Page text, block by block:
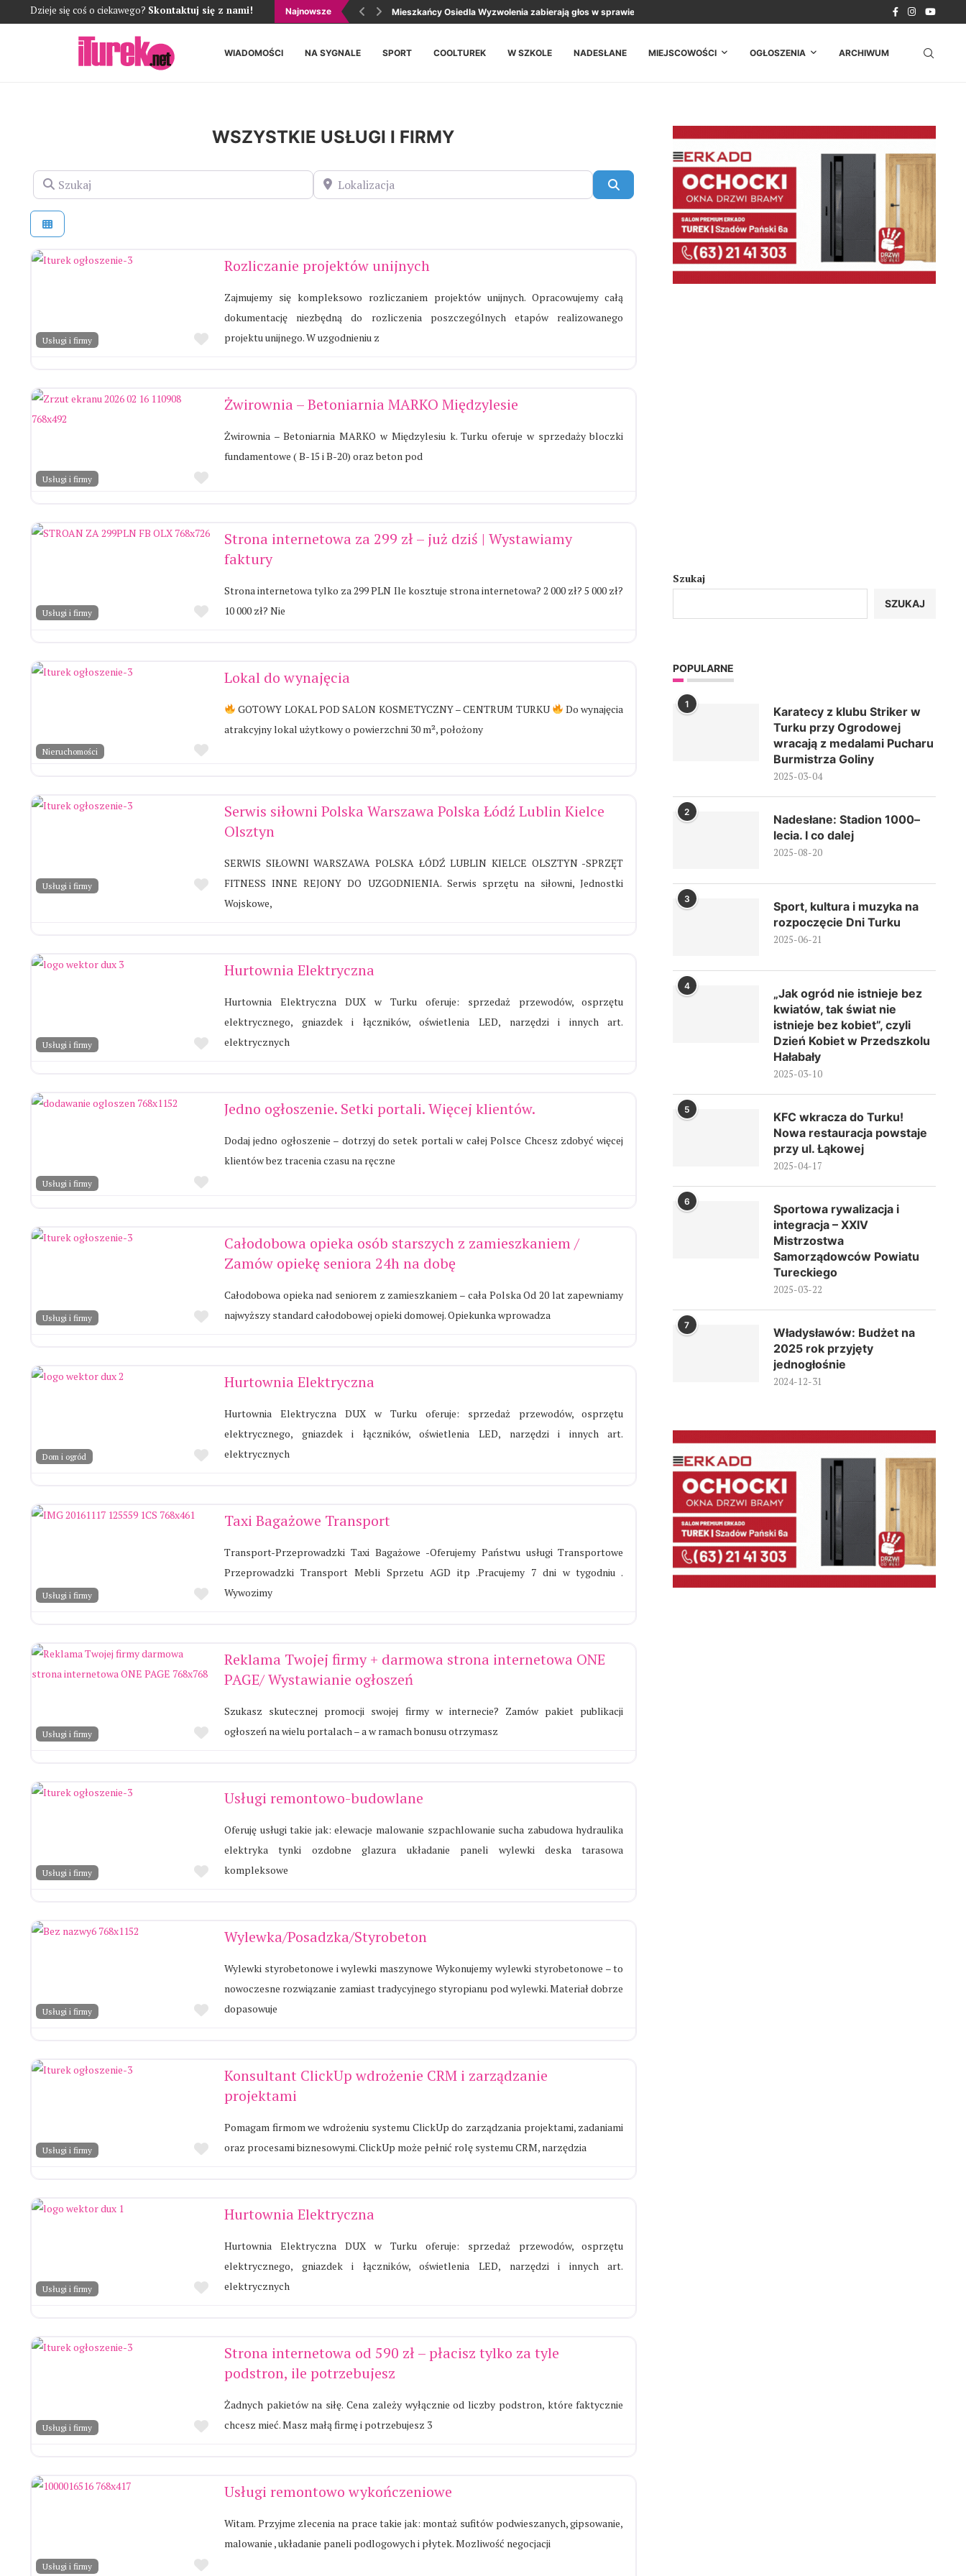
Dzieje się coś o ciekawego? Skontaktuj się z nami! Najnowsze Mieszkańcy Osiedla Wyzwolenia zabierają głos w sprawie wycinki...
Oddaj krew, podaruj życie. Honorowa akcja krwiodawstwa podczas...
WIADOMOŚCI NA SYGNALE SPORT COOLTUREK W SZKOLE NADESŁANE MIEJSCOWOŚCI OGŁOSZENIA ARCHIWUM
WSZYSTKIE USŁUGI I FIRMY
Szukaj Lokalizacja
Usługi i firmy Ulubione
Rozliczanie projektów unijnych
Zajmujemy się kompleksowo rozliczaniem projektów unijnych. Opracowujemy całą
dokumentację niezbędną do rozliczenia poszczególnych etapów realizowanego
projektu unijnego. W uzgodnieniu z
Usługi i firmy Ulubione
Żwirownia – Betoniarnia MARKO Międzylesie
Żwirownia – Betoniarnia MARKO w Międzylesiu k. Turku oferuje w sprzedaży bloczki
fundamentowe ( B-15 i B-20) oraz beton pod
Usługi i firmy Ulubione
Strona internetowa za 299 zł – już dziś | Wystawiamy
faktury
Strona internetowa tylko za 299 PLN Ile kosztuje strona internetowa? 2 000 zł? 5 000 zł?
10 000 zł? Nie
Nieruchomości Ulubione
Lokal do wynajęcia
GOTOWY LOKAL POD SALON KOSMETYCZNY – CENTRUM TURKU
Do wynajęcia
atrakcyjny lokal użytkowy o powierzchni 30 m², położony
Usługi i firmy Ulubione
Serwis siłowni Polska Warszawa Polska Łódź Lublin Kielce
Olsztyn
SERWIS SIŁOWNI WARSZAWA POLSKA ŁÓDŹ LUBLIN KIELCE OLSZTYN -SPRZĘT
FITNESS INNE REJONY DO UZGODNIENIA. Serwis sprzętu na siłowni, Jednostki
Wojskowe,
Usługi i firmy Ulubione
Hurtownia Elektryczna
Hurtownia Elektryczna DUX w Turku oferuje: sprzedaż przewodów, osprzętu
elektrycznego, gniazdek i łączników, oświetlenia LED, narzędzi i innych art.
elektrycznych
Usługi i firmy Ulubione
Jedno ogłoszenie. Setki portali. Więcej klientów.
Dodaj jedno ogłoszenie – dotrzyj do setek portali w całej Polsce Chcesz zdobyć więcej
klientów bez tracenia czasu na ręczne
Usługi i firmy Ulubione
Całodobowa opieka osób starszych z zamieszkaniem /
Zamów opiekę seniora 24h na dobę
Całodobowa opieka nad seniorem z zamieszkaniem – cała Polska Od 20 lat zapewniamy
najwyższy standard całodobowej opieki domowej. Opiekunka wprowadza
Dom i ogród Ulubione
Hurtownia Elektryczna
Hurtownia Elektryczna DUX w Turku oferuje: sprzedaż przewodów, osprzętu
elektrycznego, gniazdek i łączników, oświetlenia LED, narzędzi i innych art.
elektrycznych
Usługi i firmy Ulubione
Taxi Bagażowe Transport
Transport-Przeprowadzki Taxi Bagażowe -Oferujemy Państwu usługi Transportowe
Przeprowadzki Transport Mebli Sprzetu AGD itp .Pracujemy 7 dni w tygodniu .
Wywozimy
Usługi i firmy Ulubione
Reklama Twojej firmy + darmowa strona internetowa ONE
PAGE/ Wystawianie ogłoszeń
Szukasz skutecznej promocji swojej firmy w internecie? Zamów pakiet publikacji
ogłoszeń na wielu portalach – a w ramach bonusu otrzymasz
Usługi i firmy Ulubione
Usługi remontowo-budowlane
Oferuję usługi takie jak: elewacje malowanie szpachlowanie sucha zabudowa hydraulika
elektryka tynki ozdobne glazura układanie paneli wylewki deska tarasowa
kompleksowe
Usługi i firmy Ulubione
Wylewka/Posadzka/Styrobeton
Wylewki styrobetonowe i wylewki maszynowe Wykonujemy wylewki styrobetonowe – to
nowoczesne rozwiązanie zamiast tradycyjnego styropianu pod wylewki. Materiał dobrze
dopasowuje
Usługi i firmy Ulubione
Konsultant ClickUp wdrożenie CRM i zarządzanie
projektami
Pomagam firmom we wdrożeniu systemu ClickUp do zarządzania projektami, zadaniami
oraz procesami biznesowymi. ClickUp może pełnić rolę systemu CRM, narzędzia
Usługi i firmy Ulubione
Hurtownia Elektryczna
Hurtownia Elektryczna DUX w Turku oferuje: sprzedaż przewodów, osprzętu
elektrycznego, gniazdek i łączników, oświetlenia LED, narzędzi i innych art.
elektrycznych
Usługi i firmy Ulubione
Strona internetowa od 590 zł – płacisz tylko za tyle
podstron, ile potrzebujesz
Żadnych pakietów na siłę. Cena zależy wyłącznie od liczby podstron, które faktycznie
chcesz mieć. Masz małą firmę i potrzebujesz 3
Usługi i firmy Ulubione
Usługi remontowo wykończeniowe
Witam. Przyjme zlecenia na prace takie jak: montaż sufitów podwieszanych, gipsowanie,
malowanie , układanie paneli podlogowych i płytek. Mozliwość negocjacji
Szukaj
SZUKAJ
POPULARNE
1
Karatecy z klubu Striker w
Turku przy Ogrodowej
wracają z medalami Pucharu
Burmistrza Goliny
2025-03-04
2
Nadesłane: Stadion 1000–
lecia. I co dalej
2025-08-20
3
Sport, kultura i muzyka na
rozpoczęcie Dni Turku
2025-06-21
4
„Jak ogród nie istnieje bez
kwiatów, tak świat nie
istnieje bez kobiet”, czyli
Dzień Kobiet w Przedszkolu
Hałabały
2025-03-10
5
KFC wkracza do Turku!
Nowa restauracja powstaje
przy ul. Łąkowej
2025-04-17
6
Sportowa rywalizacja i
integracja – XXIV
Mistrzostwa
Samorządowców Powiatu
Tureckiego
2025-03-22
7
Władysławów: Budżet na
2025 rok przyjęty
jednogłośnie
2024-12-31